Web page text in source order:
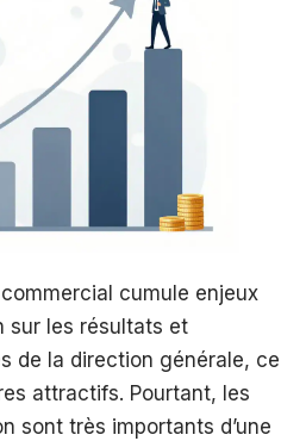
cumule enjeux
sur les résultats et
de la direction générale, ce
attractifs. Pourtant, les
sont très importants d’une